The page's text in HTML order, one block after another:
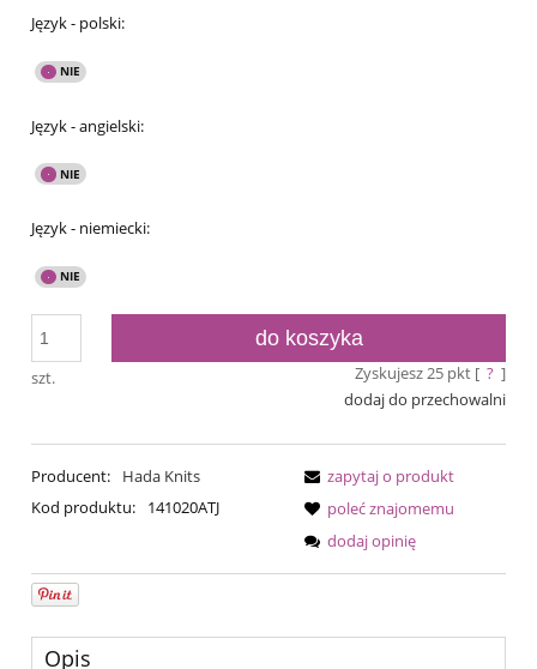
Język - polski:
Język - angielski:
Język - niemiecki:
szt.
do koszyka
Zyskujesz25pkt [ ? ]
dodaj do przechowalni
Producent:
Hada Knits
Kod produktu:
141020ATJ
zapytaj o produkt
poleć znajomemu
dodaj opinię
Opis